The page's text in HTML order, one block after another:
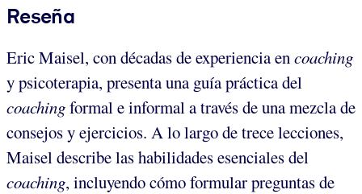
Reseña
Eric Maisel, con décadas de experiencia en coaching
y psicoterapia, presenta una guía práctica del
coachingformal e informal a través de una mezcla de
consejos y ejercicios. A lo largo de trece lecciones,
Maisel describe las habilidades esenciales del
coaching, incluyendo cómo formular preguntas de